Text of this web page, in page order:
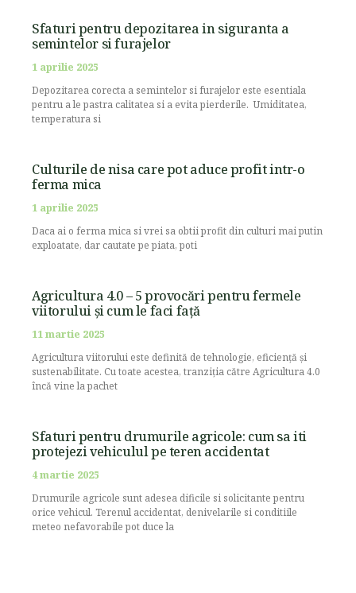
Sfaturi pentru depozitarea in siguranta a
semintelor si furajelor
1 aprilie 2025
Depozitarea corecta a semintelor si furajelor este esentiala
pentru a le pastra calitatea si a evita pierderile. Umiditatea,
temperatura si
Culturile de nisa care pot aduce profit intr-o
ferma mica
1 aprilie 2025
Daca ai o ferma mica si vrei sa obtii profit din culturi mai putin
exploatate, dar cautate pe piata, poti
Agricultura 4.0 – 5 provocări pentru fermele
viitorului și cum le faci față
11 martie 2025
Agricultura viitorului este definită de tehnologie, eficiență și
sustenabilitate. Cu toate acestea, tranziția către Agricultura 4.0
încă vine la pachet
Sfaturi pentru drumurile agricole: cum sa iti
protejezi vehiculul pe teren accidentat
4 martie 2025
Drumurile agricole sunt adesea dificile si solicitante pentru
orice vehicul. Terenul accidentat, denivelarile si conditiile
meteo nefavorabile pot duce la